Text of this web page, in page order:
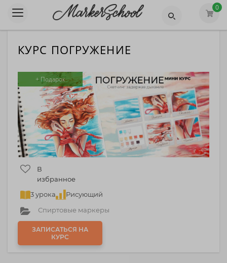
0
КУРС ПОГРУЖЕНИЕ
+ Подарок
В
избранное
3 урока
Рисующий
Спиртовые маркеры
ЗАПИСАТЬСЯ НА
КУРС